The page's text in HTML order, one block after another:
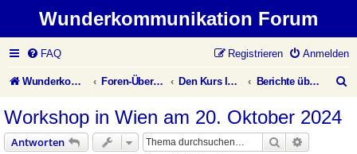
Wunderkommunikation Forum
FAQ Anmelden
Registrieren
Wunderkommunikation Website Foren-Übersicht Den Kurs leben Berichte über unsere Veranstaltungen
Workshop in Wien am 20. Oktober 2024
Antworten Suche